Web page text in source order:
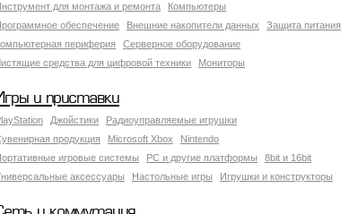
для монтажа и ремонта
Компьютеры
обеспечение
Внешние накопители данных
Защита питания
периферия
Серверное оборудование
средства для цифровой техники
Мониторы
и приставки
Джойстики
Радиоуправляемые игрушки
продукция
Microsoft Xbox
Nintendo
игровые системы
PC и другие платформы
8bit и 16bit
аксессуары
Настольные игры Игрушки и конструкторы